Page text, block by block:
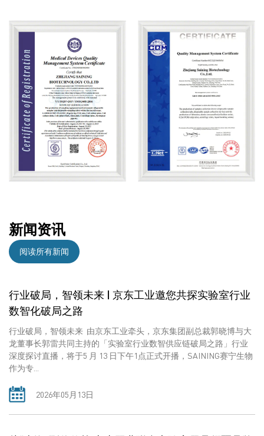
新闻资讯
阅读所有新闻
行业破局，智领未来 | 京东工业邀您共探实验室行业
数智化破局之路
行业破局，智领未来 由京东工业牵头，京东集团副总裁郭晓博与大
龙董事长郭雷共同主持的「实验室行业数智供应链破局之路」行业
深度探讨直播，将于5 月 13 日下午1点正式开播，SAINING赛宁生物
作为专...
2026年05月13日